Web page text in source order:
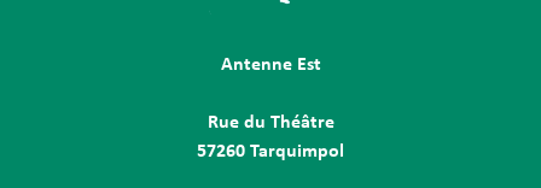
Antenne Est
Rue du Théâtre
57260 Tarquimpol